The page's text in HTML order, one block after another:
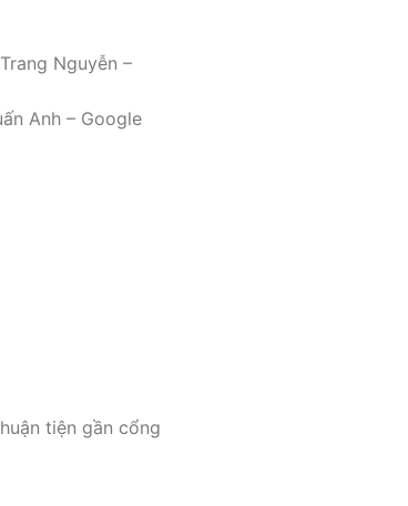
Nguyễn –
Anh – Google
tiện gần cổng